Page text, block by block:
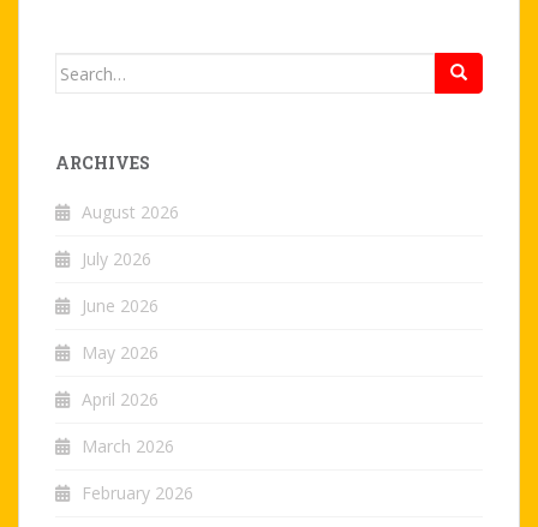
Search
ARCHIVES
August 2026
July 2026
June 2026
May 2026
April 2026
March 2026
February 2026